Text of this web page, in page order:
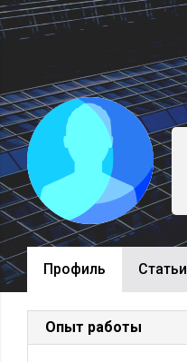
Профиль Cтатьи
Опыт работы